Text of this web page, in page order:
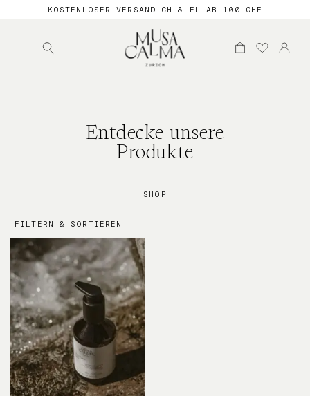
KOSTENLOSER VERSAND CH & FL AB 100 CHF
Suche
nach:
Entdecke unsere
Produkte
SHOP
FILTERN & SORTIEREN